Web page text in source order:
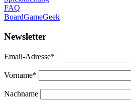
FAQ
BoardGameGeek
Newsletter
Email-Adresse*
Vorname*
Nachname